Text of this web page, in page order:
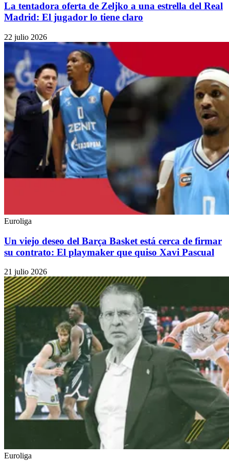
La tentadora oferta de Zeljko a una estrella del Real
Madrid: El jugador lo tiene claro
22 julio 2026
Euroliga
Un viejo deseo del Barça Basket está cerca de firmar
su contrato: El playmaker que quiso Xavi Pascual
21 julio 2026
Euroliga